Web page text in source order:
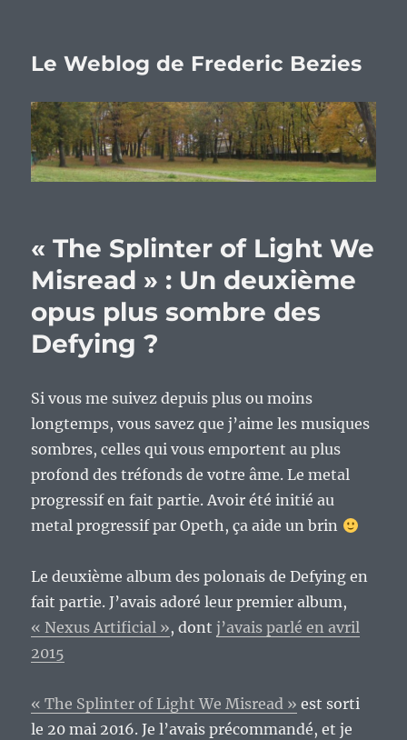
Le Weblog de Frederic Bezies
« The Splinter of Light We
Misread » : Un deuxième
opus plus sombre des
Defying ?
Si vous me suivez depuis plus ou moins
longtemps, vous savez que j’aime les musiques
sombres, celles qui vous emportent au plus
profond des tréfonds de votre âme. Le metal
progressif en fait partie. Avoir été initié au
metal progressif par Opeth, ça aide un brin
Le deuxième album des polonais de Defying en
fait partie. J’avais adoré leur premier album,
« Nexus Artificial », dontj’avais parlé en avril
2015
« The Splinter of Light We Misread » est sorti
le 20 mai 2016. Je l’avais précommandé, et je